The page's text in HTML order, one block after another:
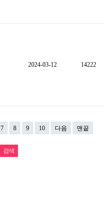
2024-03-12 14222
7 8 9 10 다음 맨끝